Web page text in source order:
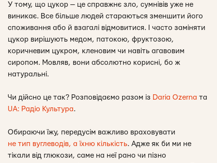
У тому, що цукор — це справжнє зло, сумнівів уже не
виникає. Все більше людей стараються зменшити його
споживання або й взагалі відмовитися. І часто заміняти
цукор вирішують медом, патокою, фруктозою,
коричневим цукром, кленовим чи навіть агавовим
сиропом. Мовляв, вони абсолютно корисні, бо ж
натуральні.
Чи дійсно це так? Розповідаємо разом із Daria Ozerna та
UA: Радіо Культура.
Обираючи їжу, передусім важливо враховувати
не тип вуглеводів, а їхню кількість. Адже як би ми не
тікали від глюкози, саме на неї рано чи пізно